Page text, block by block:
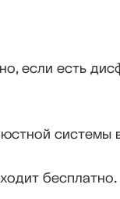
если есть
системы
бесплатно.